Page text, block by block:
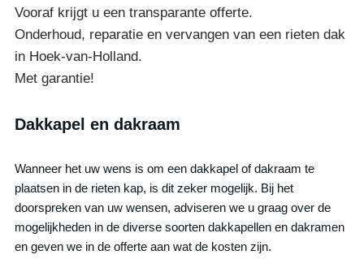
Vooraf krijgt u een transparante offerte.
Onderhoud, reparatie en vervangen van een rieten dak
in Hoek-van-Holland.
Met garantie!
Dakkapel en dakraam
Wanneer het uw wens is om een dakkapel of dakraam te
plaatsen in de rieten kap, is dit zeker mogelijk. Bij het
doorspreken van uw wensen, adviseren we u graag over de
mogelijkheden in de diverse soorten dakkapellen en dakramen
en geven we in de offerte aan wat de kosten zijn.